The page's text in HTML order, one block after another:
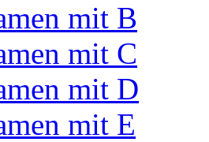
mit B
mit C
mit D
mit E